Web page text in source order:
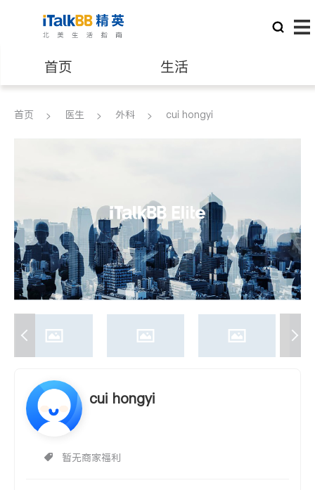
首页 生活
医生 律师
养老 非盈利组织
首页 医生 外科 cui hongyi
cui hongyi
暂无商家福利